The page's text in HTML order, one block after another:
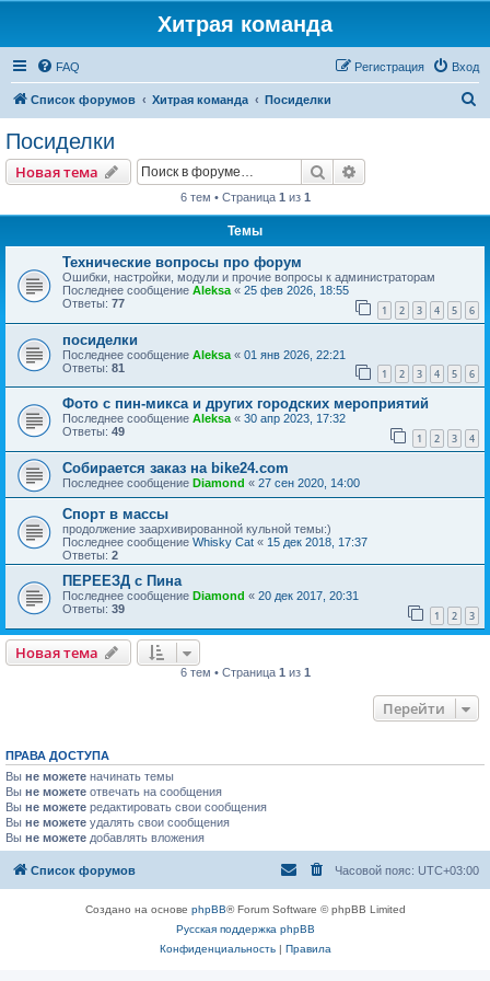
Хитрая команда
FAQ Вход
Регистрация
Список форумов Хитрая команда Посиделки
Посиделки
Новая тема Поиск
6 тем • Страница 1 из 1
Темы
Технические вопросы про форум
Ошибки, настройки, модули и прочие вопросы к администраторам
Последнее сообщение Aleksa « 25 фев 2026, 18:55
Ответы: 77 1 2 3 4 5 6
посиделки
Последнее сообщение Aleksa « 01 янв 2026, 22:21
Ответы: 81 1 2 3 4 5 6
Фото с пин-микса и других городских мероприятий
Последнее сообщение Aleksa « 30 апр 2023, 17:32
Ответы: 49 1 2 3 4
Собирается заказ на bike24.com
Последнее сообщение Diamond « 27 сен 2020, 14:00
Спорт в массы
продолжение заархивированной кульной темы:)
Последнее сообщение Whisky Cat « 15 дек 2018, 17:37
Ответы: 2
ПЕРЕЕЗД с Пина
Последнее сообщение Diamond « 20 дек 2017, 20:31
Ответы: 39 1 2 3
Новая тема
6 тем • Страница 1 из 1
Перейти
ПРАВА ДОСТУПА
Вы не можете начинать темы
Вы не можете отвечать на сообщения
Вы не можете редактировать свои сообщения
Вы не можете удалять свои сообщения
Вы не можете добавлять вложения
Список форумов Часовой пояс: UTC+03:00
Создано на основе phpBB® Forum Software © phpBB Limited
Русская поддержка phpBB
Конфиденциальность| Правила